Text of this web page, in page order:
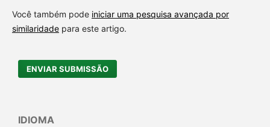
Você também pode iniciar uma pesquisa avançada por
similaridadepara este artigo.
ENVIAR SUBMISSÃO
IDIOMA